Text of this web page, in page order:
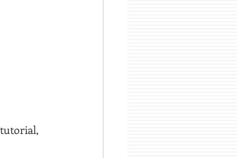
tutorial,